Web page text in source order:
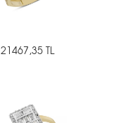
21467,35 TL